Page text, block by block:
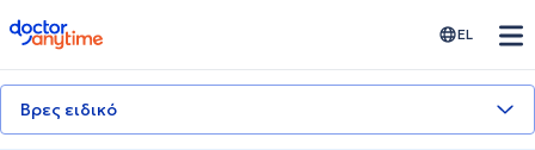
doctoranytime EL
Βρες ειδικό